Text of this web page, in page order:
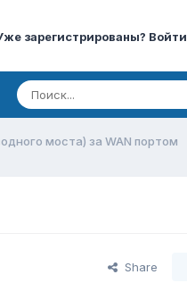
зарегистрированы? Войти
моста) за WAN портом
Share